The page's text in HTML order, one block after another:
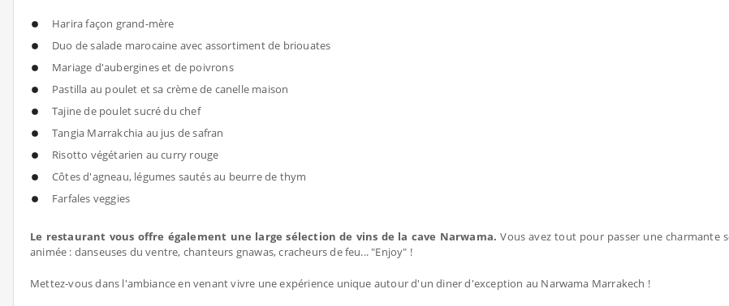
Harira façon grand-mère
Duo de salade marocaine avec assortiment de briouates
Mariage d'aubergines et de poivrons
Pastilla au poulet et sa crème de canelle maison
Tajine de poulet sucré du chef
Tangia Marrakchia au jus de safran
Risotto végétarien au curry rouge
Côtes d'agneau, légumes sautés au beurre de thym
Farfales veggies
Le restaurant vous offre également une large sélection de vins de la cave Narwama.Vous avez tout pour passer une charmante
animée : danseuses du ventre, chanteurs gnawas, cracheurs de feu... "Enjoy" !
Mettez-vous dans l'ambiance en venant vivre une expérience unique autour d'un diner d'exception au Narwama Marrakech !